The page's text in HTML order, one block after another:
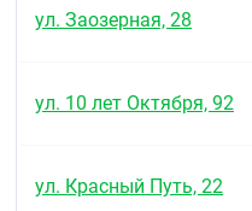
Лечение:
лекарственными
лекарственными
выявлено.
ул. Заозерная, 28
ул. 10 лет Октября, 92
ул. Красный Путь, 22